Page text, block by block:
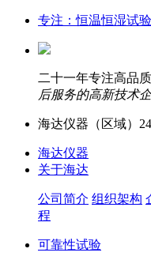
专注：恒温恒湿试
二十一年专注高品
后服务的高新技术
海达仪器（ 区域）
海达仪器
关于海达
公司简介 组织架构
程
可靠性试验